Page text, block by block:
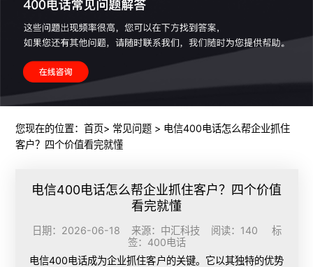
您现在的位置： 首页> 常见问题> 电信400电话怎么帮企业抓住
客户？四个价值看完就懂
电信400电话怎么帮企业抓住客户？四个价值
看完就懂
日期：2026-06-18 来源：中汇科技 阅读：140 标
签： 400电话
电信400电话成为企业抓住客户的关键。它以其独特的优势